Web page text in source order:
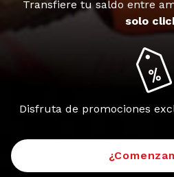
Transfiere tu saldo entre
solo
Disfruta de promociones